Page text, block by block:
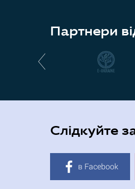
Партнери
Слідкуйте
в Facebook